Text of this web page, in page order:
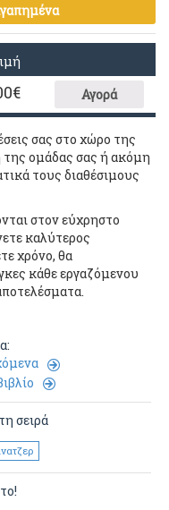
€ Αγορά
σας στο χώρο της
της ομάδας σας ή ακόμη
τους διαθέσιμους
στον εύχρηστο
καλύτερος
χρόνο, θα
κάθε εργαζόμενου
σειρά